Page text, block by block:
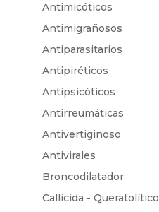
Antimicóticos
Antimigrañosos
Antiparasitarios
Antipiréticos
Antipsicóticos
Antirreumáticas
Antivertiginoso
Antivirales
Broncodilatador
Callicida - Queratolítico